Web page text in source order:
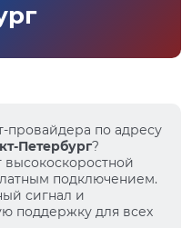
провайдера по адресу
Петербург?
подключением.
сигнал и
поддержку для всех